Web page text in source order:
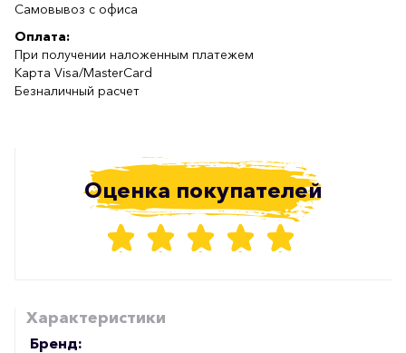
Самовывоз с офиса
Оплата:
При получении наложенным платежем
Карта Visa/MasterCard
Безналичный расчет
Оценка покупателей
Характеристики
Бренд: